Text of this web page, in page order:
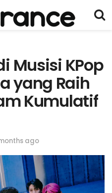
Musisi KPop
yang Raih
Kumulatif
ago